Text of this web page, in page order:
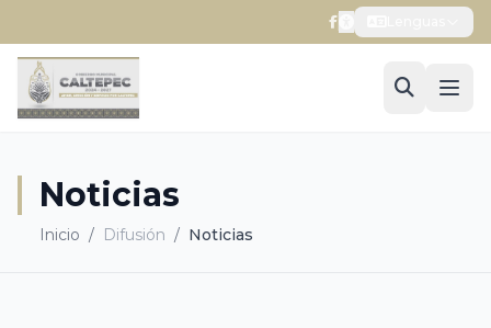
Noticias
Inicio / Difusión / Noticias